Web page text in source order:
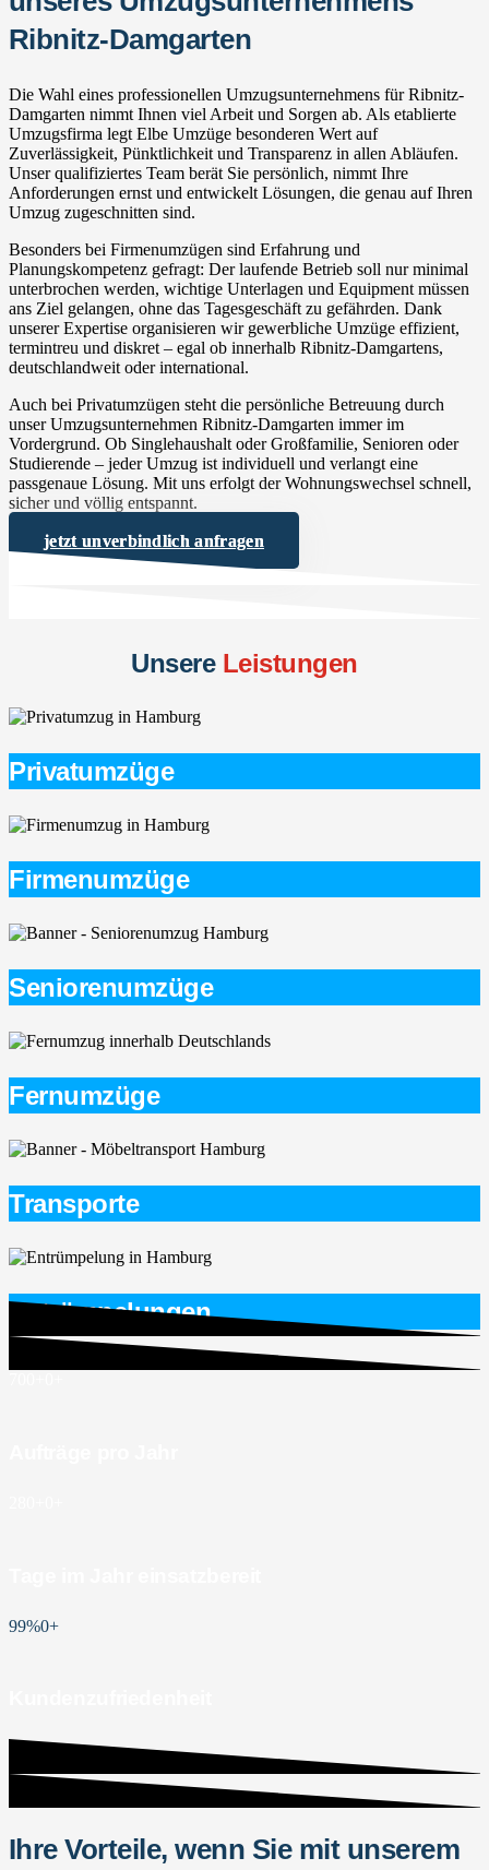
Ribnitz-Damgarten
Die Wahl eines professionellen Umzugsunternehmens für Ribnitz-
Damgarten nimmt Ihnen viel Arbeit und Sorgen ab. Als etablierte
Umzugsfirma legt Elbe Umzüge besonderen Wert auf
Zuverlässigkeit, Pünktlichkeit und Transparenz in allen Abläufen.
Unser qualifiziertes Team berät Sie persönlich, nimmt Ihre
Anforderungen ernst und entwickelt Lösungen, die genau auf Ihren
Umzug zugeschnitten sind.
Besonders bei Firmenumzügen sind Erfahrung und
Planungskompetenz gefragt: Der laufende Betrieb soll nur minimal
unterbrochen werden, wichtige Unterlagen und Equipment müssen
ans Ziel gelangen, ohne das Tagesgeschäft zu gefährden. Dank
unserer Expertise organisieren wir gewerbliche Umzüge effizient,
termintreu und diskret – egal ob innerhalb Ribnitz-Damgartens,
deutschlandweit oder international.
Auch bei Privatumzügen steht die persönliche Betreuung durch
unser Umzugsunternehmen Ribnitz-Damgarten immer im
Vordergrund. Ob Singlehaushalt oder Großfamilie, Senioren oder
Studierende – jeder Umzug ist individuell und verlangt eine
passgenaue Lösung. Mit uns erfolgt der Wohnungswechsel schnell,
sicher und völlig entspannt.
jetzt unverbindlich anfragen
UnsereLeistungen
Privatumzüge
Firmenumzüge
Seniorenumzüge
Fernumzüge
Transporte
Entrümpelungen
99%0+
Ihre Vorteile, wenn Sie mit unserem